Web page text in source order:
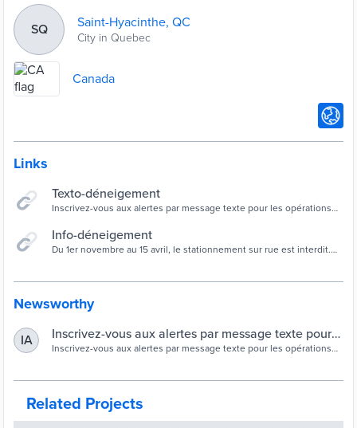
SQ Saint-Hyacinthe, QC
City in Quebec
Canada
Links
Texto-déneigement
Inscrivez-vous aux alertes par message texte pour les opérations
Info-déneigement
Du 1er novembre au 15 avril, le stationnement sur rue est interdit.
toléré. La prudence est de mise pour ne pas recevoir de constat
d’infraction.
Newsworthy
IA
Inscrivez-vous aux alertes par message texte pour
les opérations de déneigement
Inscrivez-vous aux alertes par message texte pour les opérations
Related Projects